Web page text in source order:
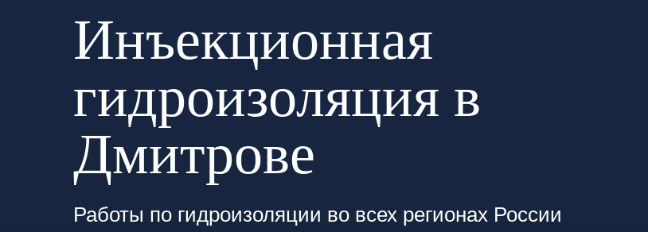
Инъекционная
гидроизоляция в
Дмитрове
Работы по гидроизоляции во всех регионах России